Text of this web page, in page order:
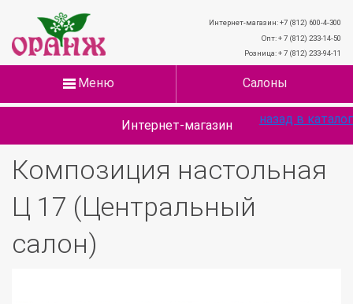
Интернет-магазин: +7 (812) 600-4-300
Опт: + 7 (812) 233-14-50
Розница: + 7 (812) 233-94-11
Меню Салоны
Интернет-магазин
Композиция настольная
Ц 17 (Центральный
салон)
назад в каталог